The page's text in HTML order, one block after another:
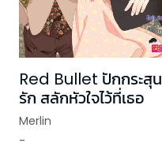
Red Bullet ปักกระสุน
รัก สลักหัวใจไว้ที่เธอ
Merlin
-